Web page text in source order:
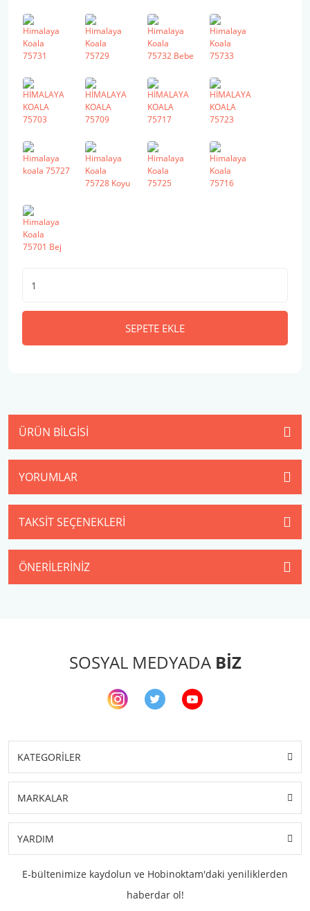
SEPETE EKLE
ÜRÜN BILGISI
YORUMLAR
TAKSIT SEÇENEKLERI
ÖNERILERINIZ
SOSYAL MEDYADA BİZ
KATEGORİLER
MARKALAR
YARDIM
E-bültenimize kaydolun ve Hobinoktam'daki yeniliklerden
haberdar ol!